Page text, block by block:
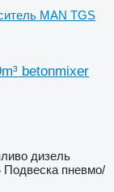
MAN TGS
betonmixer
дизель
Подвеска пневмо/